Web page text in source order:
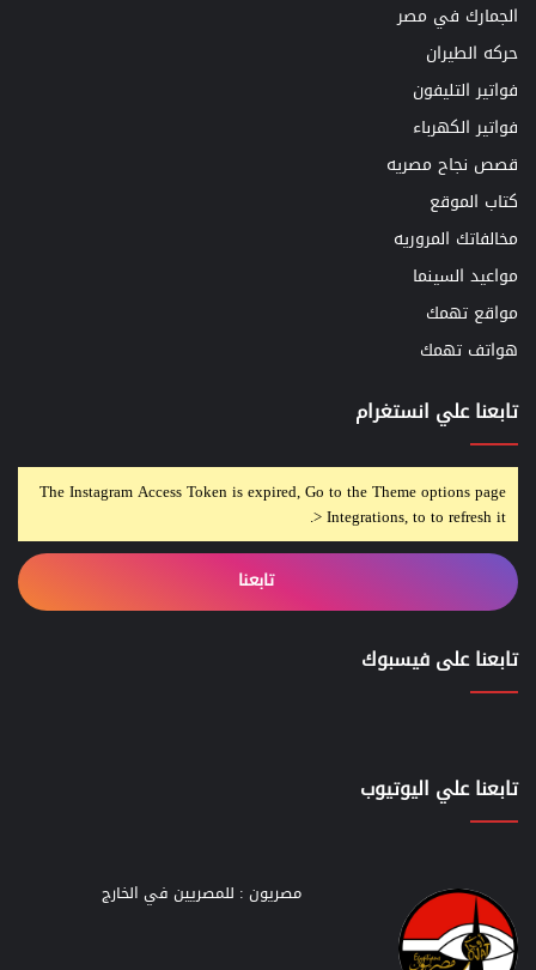
الجمارك في مصر
حركه الطيران
فواتير التليفون
فواتير الكهرباء
قصص نجاح مصريه
كتاب الموقع
مخالفاتك المروريه
مواعيد السينما
مواقع تهمك
هواتف تهمك
تابعنا علي انستغرام
The Instagram Access Token is expired, Go to the Theme options page
> Integrations, to to refresh it.
تابعنا
تابعنا على فيسبوك
تابعنا علي اليوتيوب
مصريون : للمصريين في الخارج